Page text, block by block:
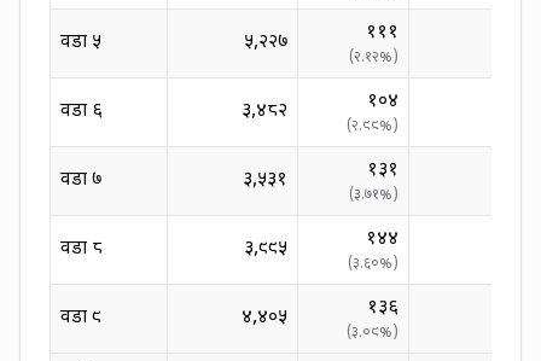
वडा ५ ५,२२७ १११
(२.१२%)
वडा ६ ३,४८२ १०४
(२.९९%)
वडा७ ३,५३१ १३१
(३.७१%)
वडा ८ ३,९९५ १४४
(३.६०%)
वडा९ ४,४०५ १३६
(३.०९%)